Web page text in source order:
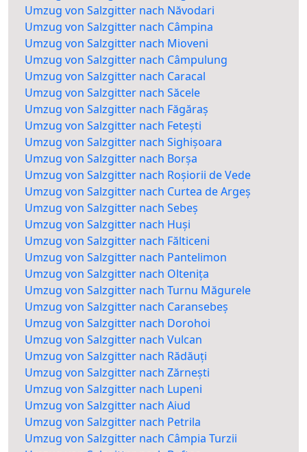
Umzug von Salzgitter nach Năvodari
Umzug von Salzgitter nach Câmpina
Umzug von Salzgitter nach Mioveni
Umzug von Salzgitter nach Câmpulung
Umzug von Salzgitter nach Caracal
Umzug von Salzgitter nach Săcele
Umzug von Salzgitter nach Făgăraș
Umzug von Salzgitter nach Fetești
Umzug von Salzgitter nach Sighișoara
Umzug von Salzgitter nach Borșa
Umzug von Salzgitter nach Roșiorii de Vede
Umzug von Salzgitter nach Curtea de Argeș
Umzug von Salzgitter nach Sebeș
Umzug von Salzgitter nach Huși
Umzug von Salzgitter nach Fălticeni
Umzug von Salzgitter nach Pantelimon
Umzug von Salzgitter nach Oltenița
Umzug von Salzgitter nach Turnu Măgurele
Umzug von Salzgitter nach Caransebeș
Umzug von Salzgitter nach Dorohoi
Umzug von Salzgitter nach Vulcan
Umzug von Salzgitter nach Rădăuți
Umzug von Salzgitter nach Zărnești
Umzug von Salzgitter nach Lupeni
Umzug von Salzgitter nach Aiud
Umzug von Salzgitter nach Petrila
Umzug von Salzgitter nach Câmpia Turzii